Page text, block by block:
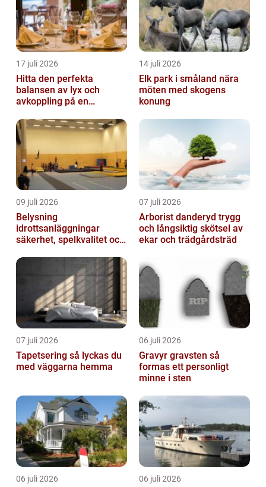
17 juli 2026
Hitta den perfekta
balansen av lyx och
avkoppling på en
Östermalm
14 juli 2026
Elk park i småland nära
möten med skogens
konung
09 juli 2026
Belysning
idrottsanläggningar
säkerhet, spelkvalitet och
07 juli 2026
Arborist danderyd trygg
och långsiktig skötsel av
ekar och trädgårdsträd
07 juli 2026
Tapetsering så lyckas du
med väggarna hemma
06 juli 2026
Gravyr gravsten så
formas ett personligt
minne i sten
06 juli 2026 06 juli 2026